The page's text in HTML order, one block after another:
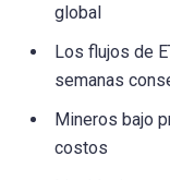
global
Los flujos de
semanas
Mineros bajo
costos